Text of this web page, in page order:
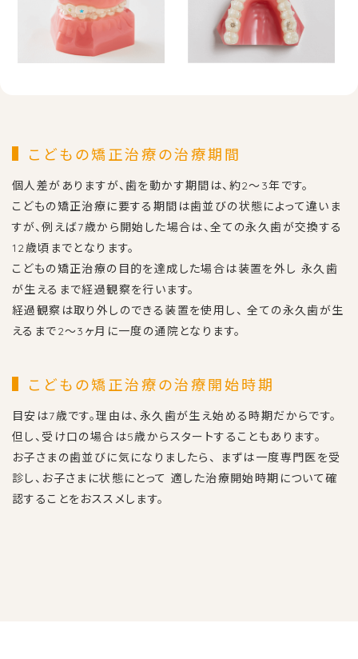
こどもの矯正治療の治療期間
個人差がありますが、歯を動かす期間は、約2〜3年です。
こどもの矯正治療に要する期間は歯並びの状態によって違いま
すが、例えば7歳から開始した場合は、全ての永久歯が交換する
12歳頃までとなります。
こどもの矯正治療の目的を達成した場合は装置を外し 永久歯
が生えるまで経過観察を行います。
経過観察は取り外しのできる装置を使用し、 全ての永久歯が生
えるまで2〜3ヶ月に一度の通院となります。
こどもの矯正治療の治療開始時期
目安は7歳です。理由は、永久歯が生え始める時期だからです。
但し、受け口の場合は5歳からスタートすることもあります。
お子さまの歯並びに気になりましたら、
まずは一度専門医を受
診し、お子さまに状態にとって 適した治療開始時期について確
認することをおススメします。